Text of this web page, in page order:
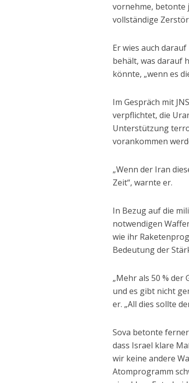
vornehme, betonte
vollständige
Er wies auch
behält, was darauf
könnte, „wenn es
Im Gespräch mit
verpflichtet, die
Unterstützung
vorankommen
„Wenn der Iran
Zeit“, warnte er.
In Bezug auf die
notwendigen
wie ihr
Bedeutung der
„Mehr als 50 %
und es gibt nicht
er. „All dies sollte
Sova betonte
dass Israel klare
wir keine andere
Atomprogramm